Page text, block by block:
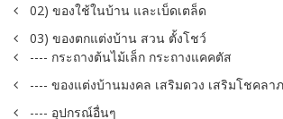
02) ของใช้ในบ้าน และเบ็ดเตล็ด
03) ของตกแต่งบ้าน สวน ตั้งโชว์
---- กระถางต้นไม้เล็ก กระถางแคคตัส
---- ของแต่งบ้านมงคล เสริมดวง เสริมโชคลาภ
---- อุปกรณ์อื่นๆ